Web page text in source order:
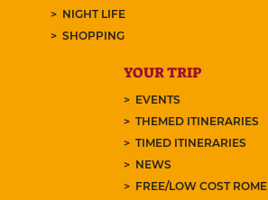
NIGHT LIFE
SHOPPING
YOUR TRIP
EVENTS
THEMED ITINERARIES
TIMED ITINERARIES
NEWS
FREE/LOW COST ROME